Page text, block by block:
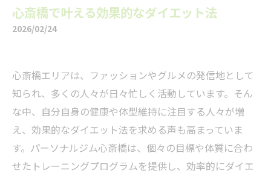
心斎橋で叶える効果的なダイエット法
2026/02/24
心斎橋エリアは、ファッションやグルメの発信地として
知られ、多くの人々が日々忙しく活動しています。そん
な中、自分自身の健康や体型維持に注目する人々が増
え、効果的なダイエット法を求める声も高まっていま
す。パーソナルジム心斎橋は、個々の目標や体質に合わ
せたトレーニングプログラムを提供し、効率的にダイエ